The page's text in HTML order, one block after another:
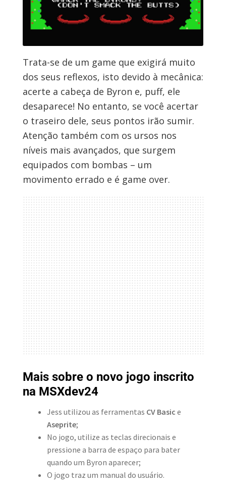
Trata-se de um game que exigirá muito
dos seus reflexos, isto devido à mecânica:
acerte a cabeça de Byron e, puff, ele
desaparece! No entanto, se você acertar
o traseiro dele, seus pontos irão sumir.
Atenção também com os ursos nos
níveis mais avançados, que surgem
equipados com bombas – um
movimento errado e é game over.
Mais sobre o novo jogo inscrito
na MSXdev24
Jess utilizou as ferramentas CV Basic e
Aseprite;
No jogo, utilize as teclas direcionais e
pressione a barra de espaço para bater
quando um Byron aparecer;
O jogo traz um manual do usuário.